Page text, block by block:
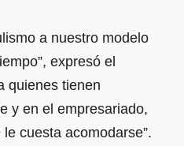
a nuestro modelo
expresó el
quienes tienen
y en el empresariado,
cuesta acomodarse”.